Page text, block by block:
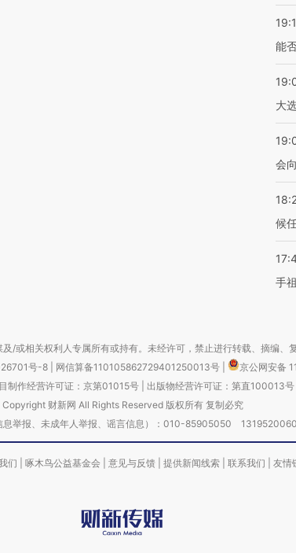
能
大
会
候
手
/或相关权利人专属所有或持有。未经许可，禁止进行转载、摘编、
号-8 网信算备110105862729401250013号
京公网安备
制作经营许可证：京第01015号| 出版物经营许可证：第直100013号
Copyright 财新网 All Rights Reserved 版权所有 复制必究
息举报、未成年人举报、谣言信息）：010-85905050
们 啄木鸟公益基金会 意见与反馈 提供新闻线索 联系我们 友情